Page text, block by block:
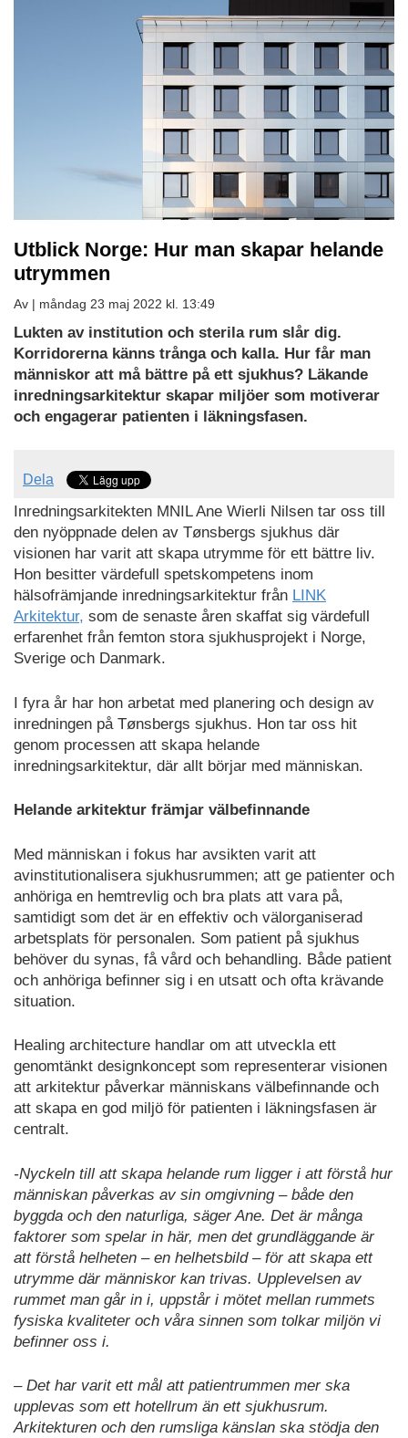
Utblick Norge: Hur man skapar helande
utrymmen
Av | måndag 23 maj 2022 kl. 13:49
Lukten av institution och sterila rum slår dig.
Korridorerna känns trånga och kalla. Hur får man
människor att må bättre på ett sjukhus? Läkande
inredningsarkitektur skapar miljöer som motiverar
och engagerar patienten i läkningsfasen.
Dela
Inredningsarkitekten MNIL Ane Wierli Nilsen tar oss till
den nyöppnade delen av Tønsbergs sjukhus där
visionen har varit att skapa utrymme för ett bättre liv.
Hon besitter värdefull spetskompetens inom
hälsofrämjande inredningsarkitektur från LINK
Arkitektur, som de senaste åren skaffat sig värdefull
erfarenhet från femton stora sjukhusprojekt i Norge,
Sverige och Danmark.
I fyra år har hon arbetat med planering och design av
inredningen på Tønsbergs sjukhus. Hon tar oss hit
genom processen att skapa helande
inredningsarkitektur, där allt börjar med människan.
Helande arkitektur främjar välbefinnande
Med människan i fokus har avsikten varit att
avinstitutionalisera sjukhusrummen; att ge patienter och
anhöriga en hemtrevlig och bra plats att vara på,
samtidigt som det är en effektiv och välorganiserad
arbetsplats för personalen. Som patient på sjukhus
behöver du synas, få vård och behandling. Både patient
och anhöriga befinner sig i en utsatt och ofta krävande
situation.
Healing architecture handlar om att utveckla ett
genomtänkt designkoncept som representerar visionen
att arkitektur påverkar människans välbefinnande och
att skapa en god miljö för patienten i läkningsfasen är
centralt.
-Nyckeln till att skapa helande rum ligger i att förstå hur
människan påverkas av sin omgivning – både den
byggda och den naturliga, säger Ane. Det är många
faktorer som spelar in här, men det grundläggande är
att förstå helheten – en helhetsbild – för att skapa ett
utrymme där människor kan trivas. Upplevelsen av
rummet man går in i, uppstår i mötet mellan rummets
fysiska kvaliteter och våra sinnen som tolkar miljön vi
befinner oss i.
– Det har varit ett mål att patientrummen mer ska
upplevas som ett hotellrum än ett sjukhusrum.
Arkitekturen och den rumsliga känslan ska stödja den